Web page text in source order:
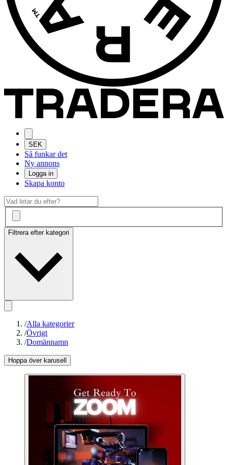
SEK
Så funkar det
Ny annons
Logga in
Skapa konto
Filtrera efter kategori
/Alla kategorier
/Övrigt
/Domännamn
Hoppa över karusell